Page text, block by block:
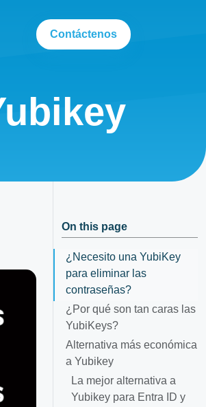
Contáctenos
On this page
¿Necesito una YubiKey
para eliminar las
contraseñas?
¿Por qué son tan caras las
YubiKeys?
Alternativa más económica
a Yubikey
La mejor alternativa a
Yubikey para Entra ID y